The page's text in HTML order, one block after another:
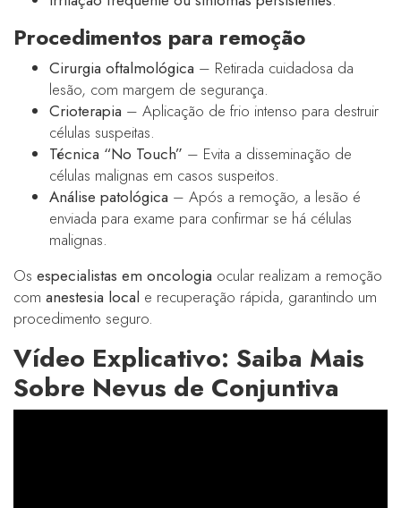
Procedimentos para remoção
Cirurgia oftalmológica – Retirada cuidadosa da
lesão, com margem de segurança.
Crioterapia – Aplicação de frio intenso para destruir
células suspeitas.
Técnica “No Touch” – Evita a disseminação de
células malignas em casos suspeitos.
Análise patológica – Após a remoção, a lesão é
enviada para exame para confirmar se há células
malignas.
Os especialistas em oncologia ocular realizam a remoção
com anestesia local e recuperação rápida, garantindo um
procedimento seguro.
Vídeo Explicativo: Saiba Mais
Sobre Nevus de Conjuntiva